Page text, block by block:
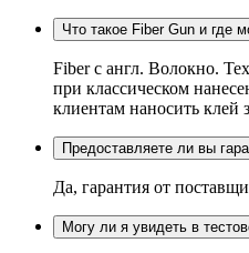
Что такое Fiber Gun и где
Fiber c англ. Волокно.
при классическом
клиентам наносить клей
Предоставляете ли вы
Да, гарантия от
Могу ли я увидеть в